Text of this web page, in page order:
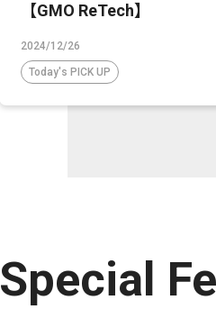
【GMO ReTech】
2024/12/26
Today's PICK UP
Special